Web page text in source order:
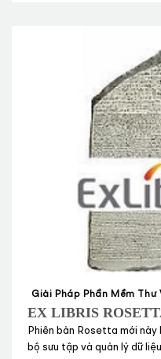
Giải Pháp Phần Mềm Thư
EX LIBRIS
MỚI VỚI VIỆC
Phiên bản Rosetta mới
bộ sưu tập và quản lý dữ